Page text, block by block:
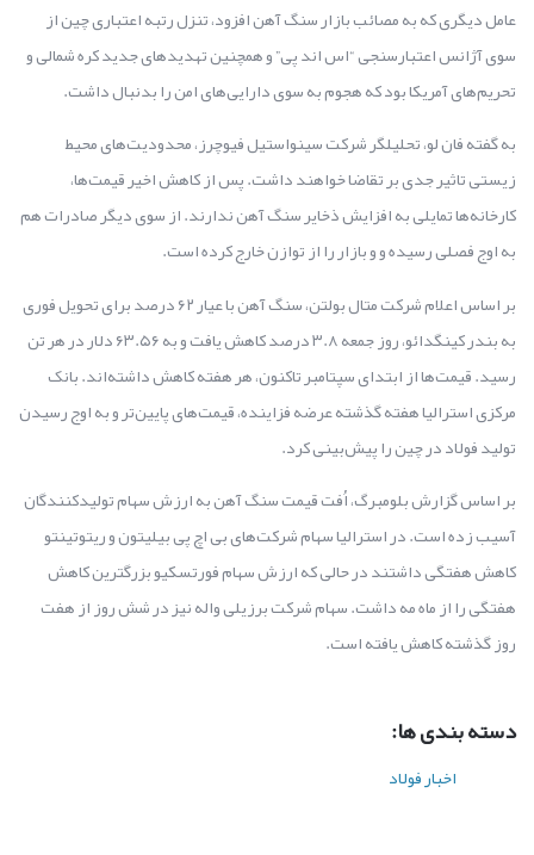
عامل دیگری که به مصائب بازار سنگ آهن افزود، تنزل رتبه اعتباری چین از
سوی آژانس اعتبارسنجی “اس اند پی” و همچنین تهدیدهای جدید کره شمالی و
تحریم‌های آمریکا بود که هجوم به سوی دارایی‌های امن را بدنبال داشت.
به گفته فان لو، تحلیلگر شرکت سینواستیل فیوچرز، محدودیت‌های محیط
زیستی تاثیر جدی بر تقاضا خواهند داشت. پس از کاهش اخیر قیمت‌ها،
کارخانه‌ها تمایلی به افزایش ذخایر سنگ آهن ندارند. از سوی دیگر صادرات هم
به اوج فصلی رسیده و و بازار را از توازن خارج کرده است.
بر اساس اعلام شرکت متال بولتن، سنگ آهن با عیار ۶۲ درصد برای تحویل فوری
به بندر کینگدائو، روز جمعه ۳.۸ درصد کاهش یافت و به ۶۳.۵۶ دلار در هر تن
رسید. قیمت‌ها از ابتدای سپتامبر تاکنون، هر هفته کاهش داشته‌اند. بانک
مرکزی استرالیا هفته گذشته عرضه فزاینده، قیمت‌های پایین‌تر و به اوج رسیدن
تولید فولاد در چین را پیش‌بینی کرد.
بر اساس گزارش بلومبرگ، اُفت قیمت سنگ آهن به ارزش سهام تولیدکنندگان
آسیب زده است. در استرالیا سهام شرکت‌های بی اچ پی بیلیتون و ریتوتینتو
کاهش هفتگی داشتند در حالی که ارزش سهام فورتسکیو بزرگترین کاهش
هفتگی را از ماه مه داشت. سهام شرکت برزیلی واله نیز در شش روز از هفت
روز گذشته کاهش یافته است.
دسته بندی ها:
اخبار فولاد